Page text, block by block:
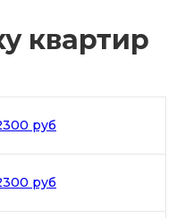
квартир
руб
руб